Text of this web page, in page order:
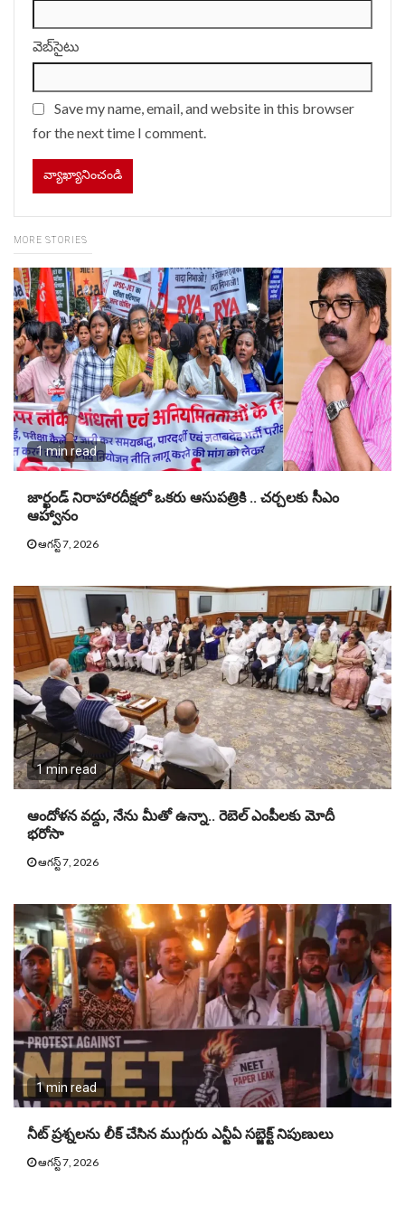
వెబ్‌సైటు
Save my name, email, and website in this browser
for the next time I comment.
MORE STORIES
1 min read
జార్ఖండ్ నిరాహారదీక్షలో ఒకరు ఆసుపత్రికి .. చర్చలకు సీఎం
ఆహ్వానం
ఆగస్ట్ 7, 2026
1 min read
ఆందోళన వద్దు, నేను మీతో ఉన్నా.. రెబెల్ ఎంపీలకు మోదీ
భరోసా
ఆగస్ట్ 7, 2026
1 min read
నీట్ ప్ర‌శ్న‌ల‌ను లీక్ చేసిన ముగ్గురు ఎన్టీఏ స‌బ్జెక్ట్ నిపుణులు
ఆగస్ట్ 7, 2026